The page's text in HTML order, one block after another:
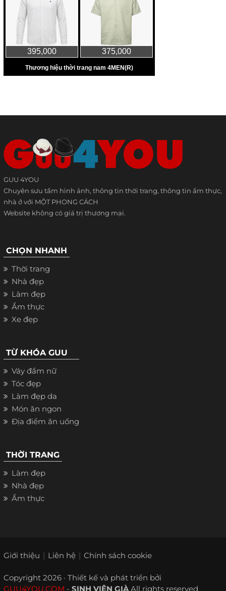
GUU 4YOU
Chuyên sưu tầm hình ảnh, thông tin thời trang, thông tin ẩm thực,
nhà ở với MỘT PHONG CÁCH
Website không có giá trị thương mại.
CHỌN NHANH
Thời trang
Nhà đẹp
Làm đẹp
Ẩm thực
Xe đẹp
TỪ KHÓA GUU
Váy đầm nữ
Tóc đẹp
Làm đẹp da
Món ăn ngon
Địa điểm ăn uống
THỜI TRANG
Làm đẹp
Nhà đẹp
Ẩm thực
Giới thiệu Liên hệ Chính sách cookie
Copyright 2026 · Thiết kế và phát triển bởi
GUU4YOU.COM - SINH VIÊN GIÀ All rights reserved